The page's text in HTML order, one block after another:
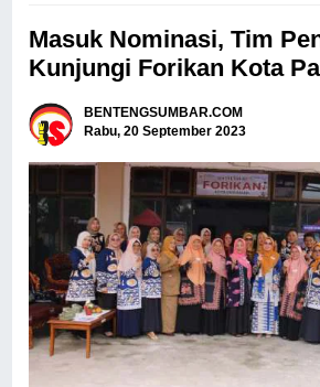
Masuk Nominasi, Tim
Kunjungi Forikan Kota
BENTENGSUMBAR.COM
Rabu, 20 September 2023